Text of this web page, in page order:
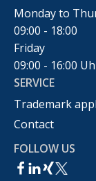
Monday to
09:00 - 18:00
Friday
09:00 - 16:00
SERVICE
Trademark
Contact
FOLLOW US